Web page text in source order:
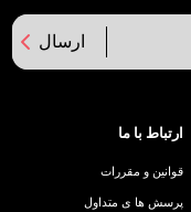
ارسال
ارتباط با ما
قوانین و مقررات
پرسش ها ی متداول